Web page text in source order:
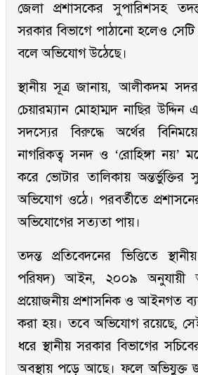
জেলা প্রশাসকের সুপারিশসহ
সরকার বিভাগে পাঠানো হলেও সেটি
বলে অভিযোগ উঠেছে।
স্থানীয় সূত্র জানায়, আলীকদম
চেয়ারম্যান মোহাম্মদ নাছির
সদস্যের বিরুদ্ধে অর্থের
নাগরিকত্ব সনদ ও ‘রোহিঙ্গা নয়’
করে ভোটার তালিকায়
অভিযোগ ওঠে। পরবর্তীতে
অভিযোগের সত্যতা পায়।
তদন্ত প্রতিবেদনের ভিত্তিতে
পরিষদ) আইন, ২০০৯ অনুযায়ী
প্রয়োজনীয় প্রশাসনিক ও আইনগত
করা হয়। তবে অভিযোগ রয়েছে, সেই
ধরে স্থানীয় সরকার বিভাগের
অবস্থায় পড়ে আছে। ফলে অভিযুক্ত